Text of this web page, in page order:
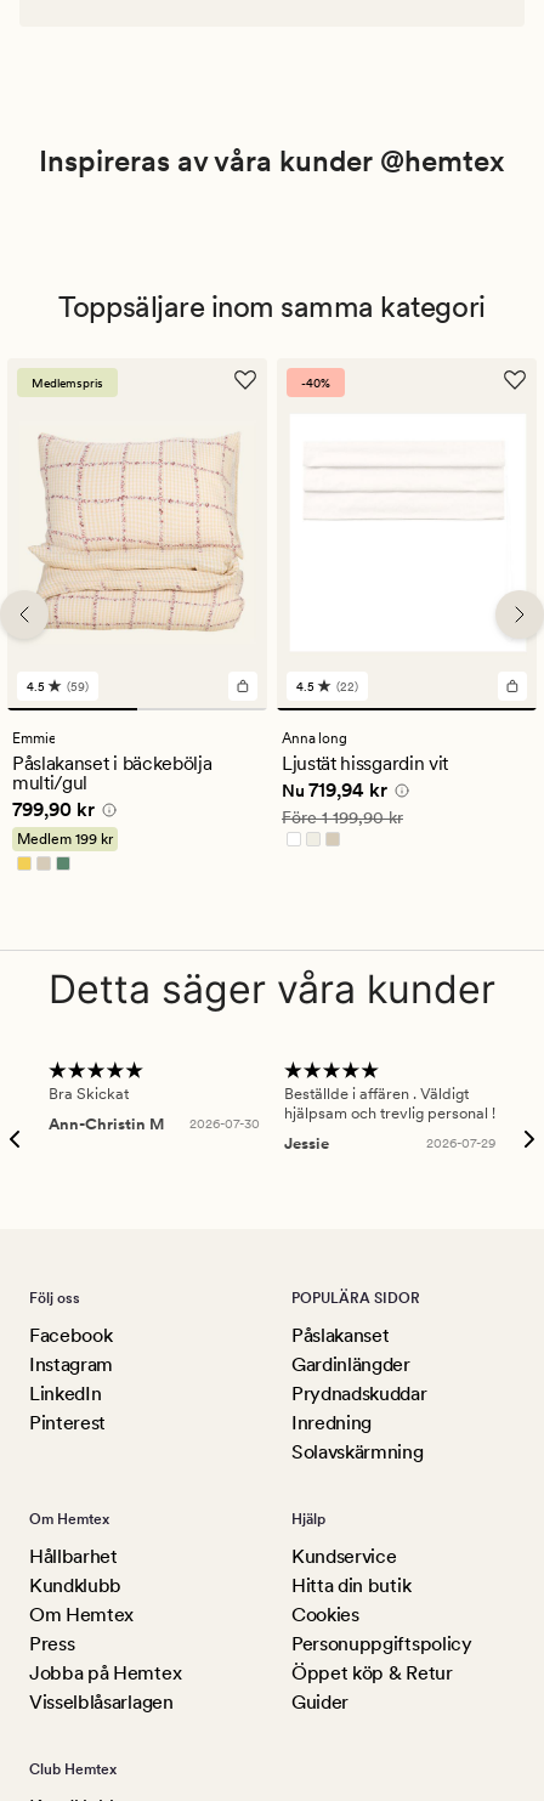
Inspireras av våra kunder @hemtex
Toppsäljare inom samma kategori
Medlemspris
59
omdömen
med
ett
genomsnittligt
betyg
på
4.5
4.5 (59)
Emmie
Påslakanset i bäckebölja
multi/gul
Pris 799,90 kr
799,90 kr
Medlem 199 kr
-40%
22
omdömen
med
ett
genomsnittligt
betyg
på
4.5
4.5 (22)
Anna long
Ljustät hissgardin vit
Nuvarande pris
Nu 719,94 kr
Ordinarie pris 1 199,90 kr
Före1 199,90 kr
Detta säger våra kunder
Bra Skickat
Ann-Christin M
2026-07-30
Beställde i affären . Väldigt
hjälpsam och trevlig personal !
Jessie
2026-07-29
Följ oss
Facebook
Instagram
LinkedIn
Pinterest
POPULÄRA SIDOR
Påslakanset
Gardinlängder
Prydnadskuddar
Inredning
Solavskärmning
Om Hemtex
Hållbarhet
Kundklubb
Om Hemtex
Press
Jobba på Hemtex
Visselblåsarlagen
Hjälp
Kundservice
Hitta din butik
Cookies
Personuppgiftspolicy
Öppet köp & Retur
Guider
Club Hemtex